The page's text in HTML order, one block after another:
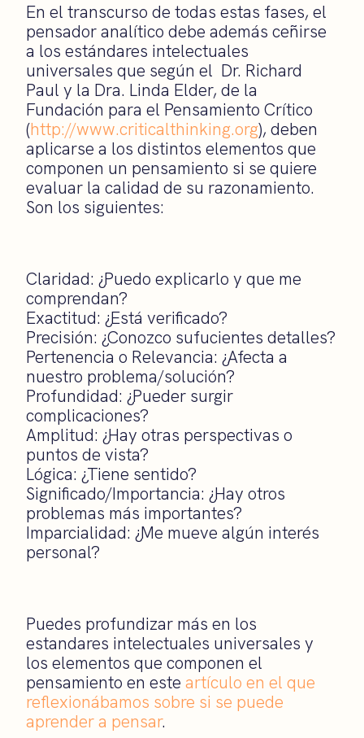
En el transcurso de todas estas fases, el
pensador analítico debe además ceñirse
a los estándares intelectuales
universales que según el Dr. Richard
Paul y la Dra. Linda Elder, de la
Fundación para el Pensamiento Crítico
(http://www.criticalthinking.org), deben
aplicarse a los distintos elementos que
componen un pensamiento si se quiere
evaluar la calidad de su razonamiento.
Son los siguientes:
Claridad: ¿Puedo explicarlo y que me
comprendan?
Exactitud: ¿Está verificado?
Precisión: ¿Conozco sufucientes detalles?
Pertenencia o Relevancia: ¿Afecta a
nuestro problema/solución?
Profundidad: ¿Pueder surgir
complicaciones?
Amplitud: ¿Hay otras perspectivas o
puntos de vista?
Lógica: ¿Tiene sentido?
Significado/Importancia: ¿Hay otros
problemas más importantes?
Imparcialidad: ¿Me mueve algún interés
personal?
Puedes profundizar más en los
estandares intelectuales universales y
los elementos que componen el
pensamiento en este artículo en el que
reflexionábamos sobre si se puede
aprender a pensar.